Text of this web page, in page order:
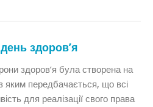
здоров’я
здоров’я була створена на
з яким передбачається, що всі
для реалізації свого права